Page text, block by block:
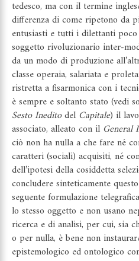
tedesco, ma con il termine
differenza di come ripetono da
entusiasti e tutti i dilettanti
soggetto rivoluzionario inter-
da un modo di produzione
classe operaia, salariata e
ristretta a fisarmonica con i
è sempre e soltanto stato (vedi
Sesto Ineditodel Capitale) il
associato, alleato con il General
ciò non ha nulla a che fare né
caratteri (sociali) acquisiti, né
dell’ipotesi della cosiddetta
concludere sinteticamente
seguente formulazione
lo stesso oggetto e non usano
ricerca e di analisi, per cui, sia
o per nulla, è bene non
epistemologico ed ontologico